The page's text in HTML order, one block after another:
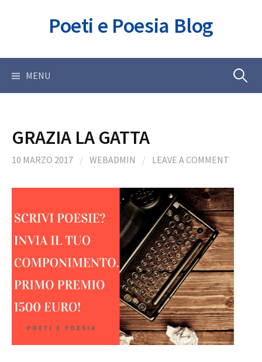
Poeti e Poesia Blog
MENU Ricerca
GRAZIA LA GATTA
10 MARZO 2017 / WEBADMIN / LEAVE A COMMENT